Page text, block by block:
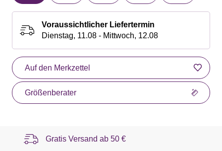
Voraussichtlicher Liefertermin
Dienstag, 11.08 - Mittwoch, 12.08
Auf den Merkzettel
Größenberater
Gratis Versand ab 50 €